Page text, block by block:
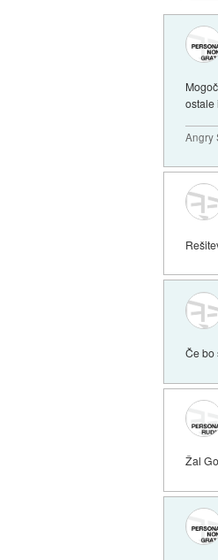
ostale
Angry
Če bo
Žal